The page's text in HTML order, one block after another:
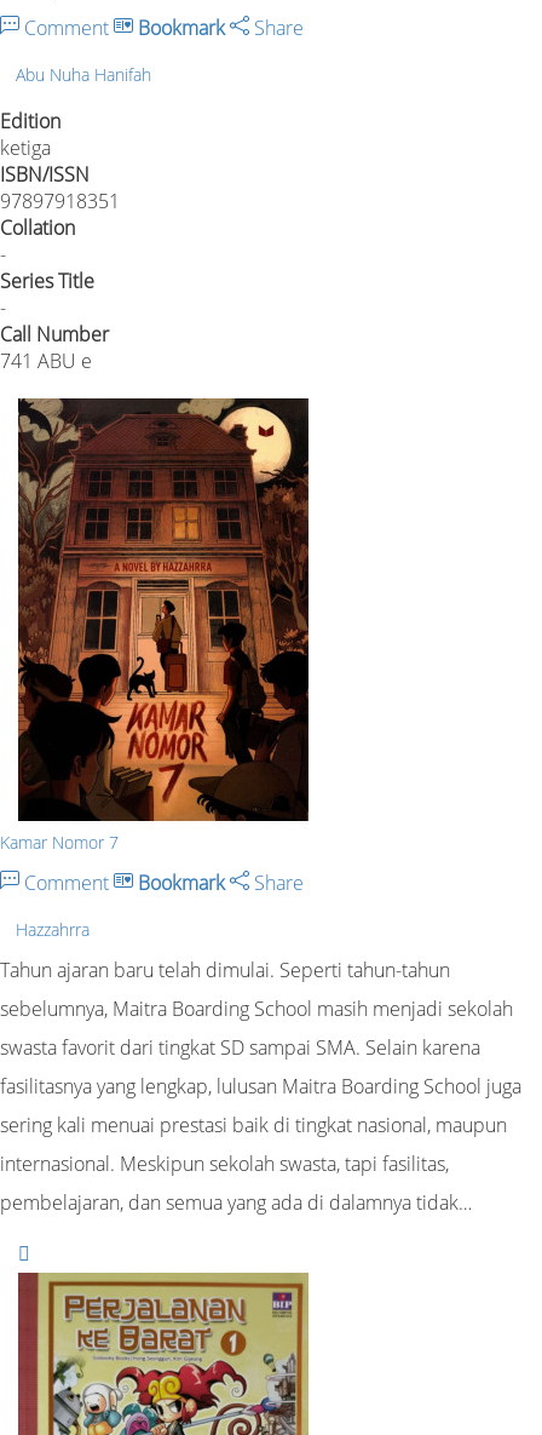
Comment Bookmark Share
Abu Nuha Hanifah
Edition
ketiga
ISBN/ISSN
97897918351
Collation
-
Series Title
-
Call Number
741 ABU e
Kamar Nomor 7
Comment Bookmark Share
Hazzahrra
Tahun ajaran baru telah dimulai. Seperti tahun-tahun
sebelumnya, Maitra Boarding School masih menjadi sekolah
swasta favorit dari tingkat SD sampai SMA. Selain karena
fasilitasnya yang lengkap, lulusan Maitra Boarding School juga
sering kali menuai prestasi baik di tingkat nasional, maupun
internasional. Meskipun sekolah swasta, tapi fasilitas,
pembelajaran, dan semua yang ada di dalamnya tidak…